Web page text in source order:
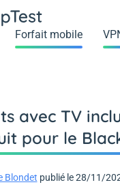
Forfait mobile
avec TV
pour le
Blondet publié le 28/11/